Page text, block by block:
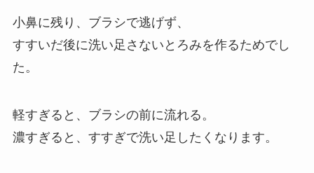
小鼻に残り、ブラシで逃げず、
すすいだ後に洗い足さないとろみを作るためでし
た。
軽すぎると、ブラシの前に流れる。
濃すぎると、すすぎで洗い足したくなります。